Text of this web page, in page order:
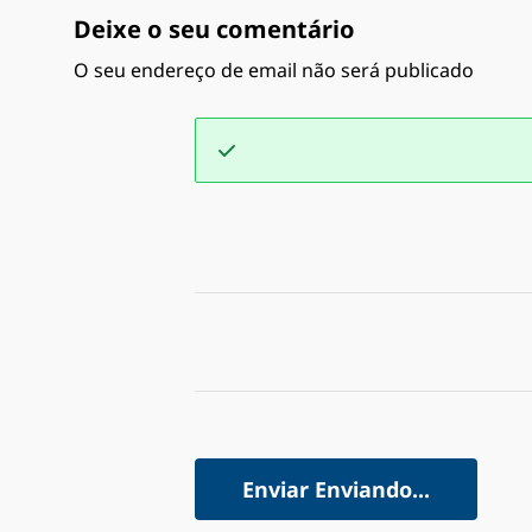
Deixe o seu comentário
O seu endereço de email não será publicado
Enviar Enviando...